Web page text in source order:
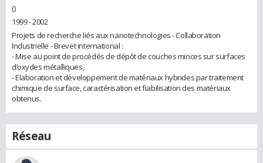
()
1999 - 2002
Projets de recherche liés aux nanotechnologies - Collaboration
Industrielle - Brevet international :
- Mise au point de procédés de dépôt de couches minces sur surfaces
d’oxydes métalliques,
- Elaboration et développement de matériaux hybrides par traitement
chimique de surface, caractérisation et fiabilisation des matériaux
obtenus.
Réseau